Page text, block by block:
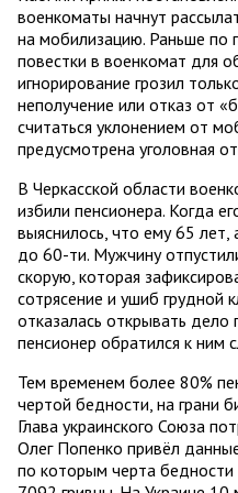
военкоматы начнут
на мобилизацию. Раньше по
повестки в военкомат для
игнорирование грозил
неполучение или отказ от
считаться уклонением от
предусмотрена уголовная
В Черкасской области
избили пенсионера. Когда
выяснилось, что ему 65
до 60-ти. Мужчину
скорую, которая
сотрясение и ушиб грудной
отказалась открывать
пенсионер обратился к ним
Тем временем более 80%
чертой бедности, на грани
Глава украинского Союза
Олег Попенко привёл
по которым черта бедности